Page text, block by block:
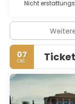
Nicht
07
Okt.